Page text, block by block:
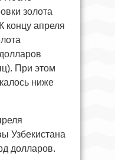
золота
концу апреля
При этом
ниже
Узбекистана
долларов.